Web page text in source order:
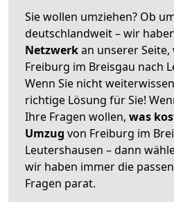
Sie wollen umziehen? Ob
deutschlandweit – wir
Netzwerkan unserer
Freiburg im Breisgau nach
Wenn Sie nicht
richtige Lösung für Sie!
Ihre Fragen wollen, was
Umzug von Freiburg im
Leutershausen – dann
wir haben immer die
Fragen parat.